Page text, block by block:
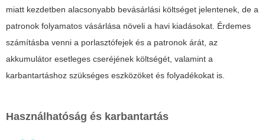
miatt kezdetben alacsonyabb bevásárlási költséget jelentenek, de a
patronok folyamatos vásárlása növeli a havi kiadásokat. Érdemes
számításba venni a porlasztófejek és a patronok árát, az
akkumulátor esetleges cseréjének költségét, valamint a
karbantartáshoz szükséges eszközöket és folyadékokat is.
Használhatóság és karbantartás